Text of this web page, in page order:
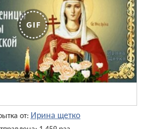
от: Ирина щетко